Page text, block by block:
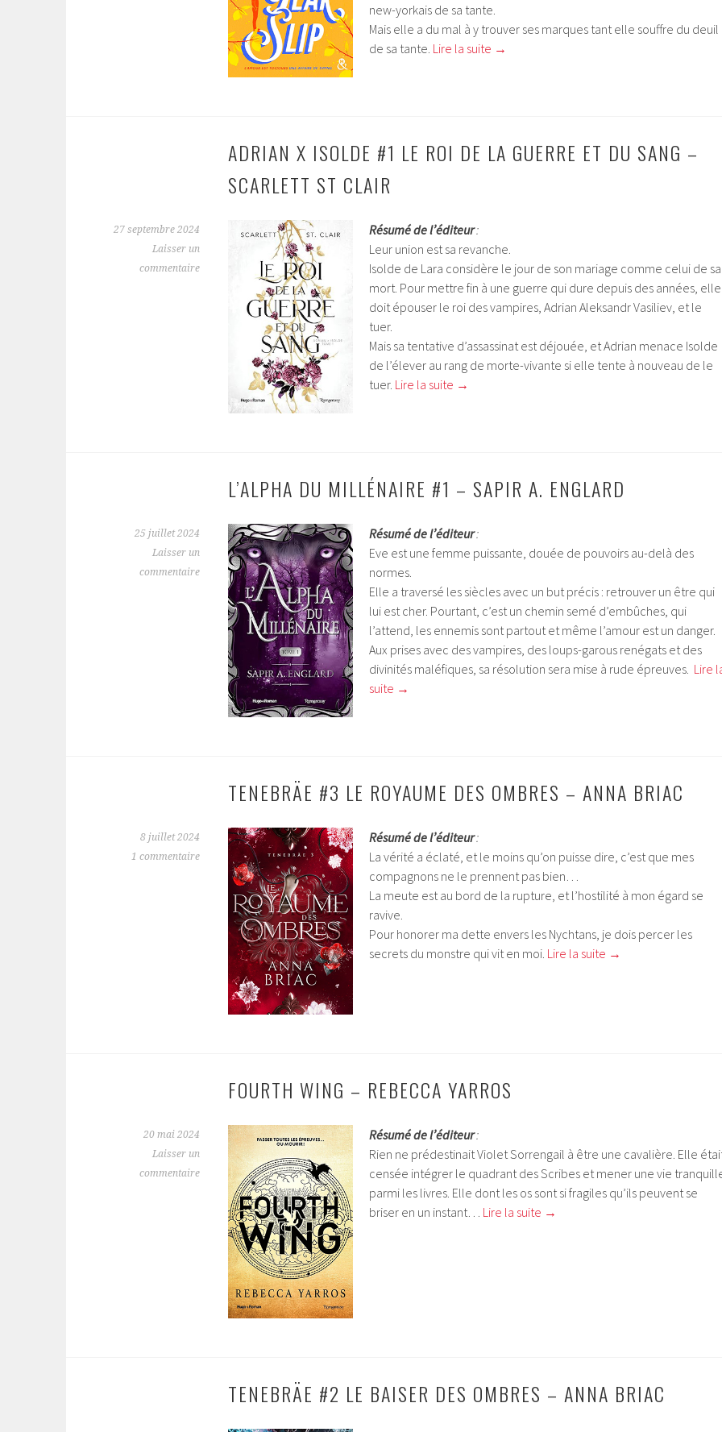
new-yorkais de sa tante.
Mais elle a du mal à y trouver ses marques tant elle souffre du deuil
de sa tante. Lire la suite →
ADRIAN X ISOLDE #1 LE ROI DE LA GUERRE ET DU SANG –
SCARLETT ST CLAIR
27 septembre 2024
Laisser un
commentaire
Résumé de l’éditeur:
Leur union est sa revanche.
Isolde de Lara considère le jour de son mariage comme celui de sa
mort. Pour mettre fin à une guerre qui dure depuis des années, elle
doit épouser le roi des vampires, Adrian Aleksandr Vasiliev, et le
tuer.
Mais sa tentative d’assassinat est déjouée, et Adrian menace Isolde
de l’élever au rang de morte-vivante si elle tente à nouveau de le
tuer. Lire la suite →
L’ALPHA DU MILLÉNAIRE #1 – SAPIR A. ENGLARD
25 juillet 2024
Laisser un
commentaire
Résumé de l’éditeur:
Eve est une femme puissante, douée de pouvoirs au-delà des
normes.
Elle a traversé les siècles avec un but précis : retrouver un être qui
lui est cher. Pourtant, c’est un chemin semé d’embûches, qui
l’attend, les ennemis sont partout et même l’amour est un danger.
Aux prises avec des vampires, des loups-garous renégats et des
divinités maléfiques, sa résolution sera mise à rude épreuves. Lire
suite →
TENEBRÄE #3 LE ROYAUME DES OMBRES – ANNA BRIAC
8 juillet 2024
1 commentaire
Résumé de l’éditeur:
La vérité a éclaté, et le moins qu’on puisse dire, c’est que mes
compagnons ne le prennent pas bien…
La meute est au bord de la rupture, et l’hostilité à mon égard se
ravive.
Pour honorer ma dette envers les Nychtans, je dois percer les
secrets du monstre qui vit en moi. Lire la suite →
FOURTH WING – REBECCA YARROS
20 mai 2024
Laisser un
commentaire
Résumé de l’éditeur:
Rien ne prédestinait Violet Sorrengail à être une cavalière. Elle
censée intégrer le quadrant des Scribes et mener une vie
parmi les livres. Elle dont les os sont si fragiles qu’ils peuvent se
briser en un instant… Lire la suite →
TENEBRÄE #2 LE BAISER DES OMBRES – ANNA BRIAC